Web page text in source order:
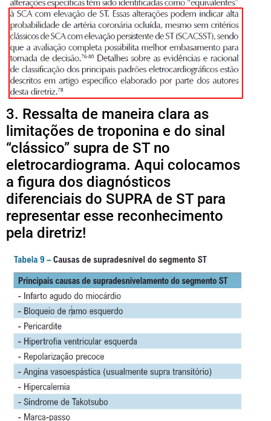
3. Ressalta de maneira clara as
limitações de troponina e do sinal
“clássico” supra de ST no
eletrocardiograma. Aqui colocamos
a figura dos diagnósticos
diferenciais do SUPRA de ST para
representar esse reconhecimento
pela diretriz!